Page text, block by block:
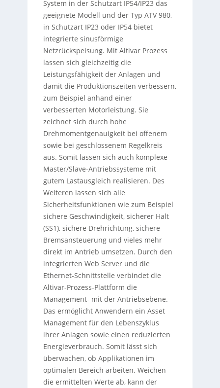
System in der Schutzart IP54/IP23 das
geeignete Modell und der Typ ATV 980,
in Schutzart IP23 oder IP54 bietet
integrierte sinusförmige
Netzrückspeisung. Mit Altivar Prozess
lassen sich gleichzeitig die
Leistungsfähigkeit der Anlagen und
damit die Produktionszeiten verbessern,
zum Beispiel anhand einer
verbesserten Motorleistung. Sie
zeichnet sich durch hohe
Drehmomentgenauigkeit bei offenem
sowie bei geschlossenem Regelkreis
aus. Somit lassen sich auch komplexe
Master/Slave-Antriebssysteme mit
gutem Lastausgleich realisieren. Des
Weiteren lassen sich alle
Sicherheitsfunktionen wie zum Beispiel
sichere Geschwindigkeit, sicherer Halt
(SS1), sichere Drehrichtung, sichere
Bremsansteuerung und vieles mehr
direkt im Antrieb umsetzen. Durch den
integrierten Web Server und die
Ethernet-Schnittstelle verbindet die
Altivar-Prozess-Plattform die
Management- mit der Antriebsebene.
Das ermöglicht Anwendern ein Asset
Management für den Lebenszyklus
ihrer Anlagen sowie einen reduzierten
Energieverbrauch. Somit lässt sich
überwachen, ob Applikationen im
optimalen Bereich arbeiten. Weichen
die ermittelten Werte ab, kann der